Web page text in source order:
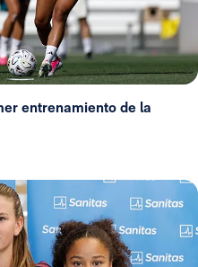
entrenamiento de la